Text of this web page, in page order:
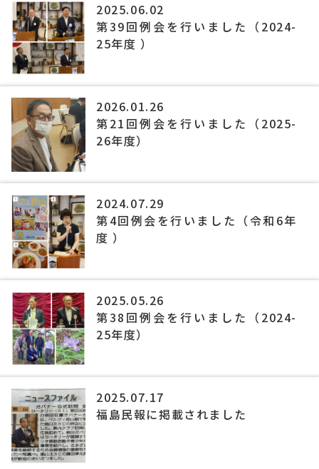
2025.06.02
第39回例会を行いました（2024-
25年度 ）
2026.01.26
第21回例会を行いました（2025-
26年度）
2024.07.29
第4回例会を行いました（令和6年
度 ）
2025.05.26
第38回例会を行いました（2024-
25年度）
2025.07.17
福島民報に掲載されました